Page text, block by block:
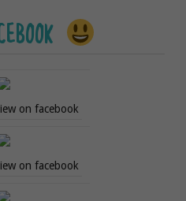
on facebook
on facebook